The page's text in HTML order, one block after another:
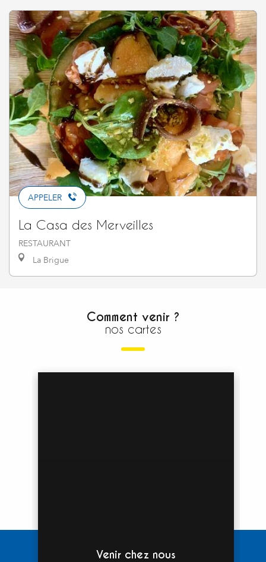
APPELER
La Casa des Merveilles
RESTAURANT
La Brigue
Comment venir ?
nos cartes
Venir chez nous